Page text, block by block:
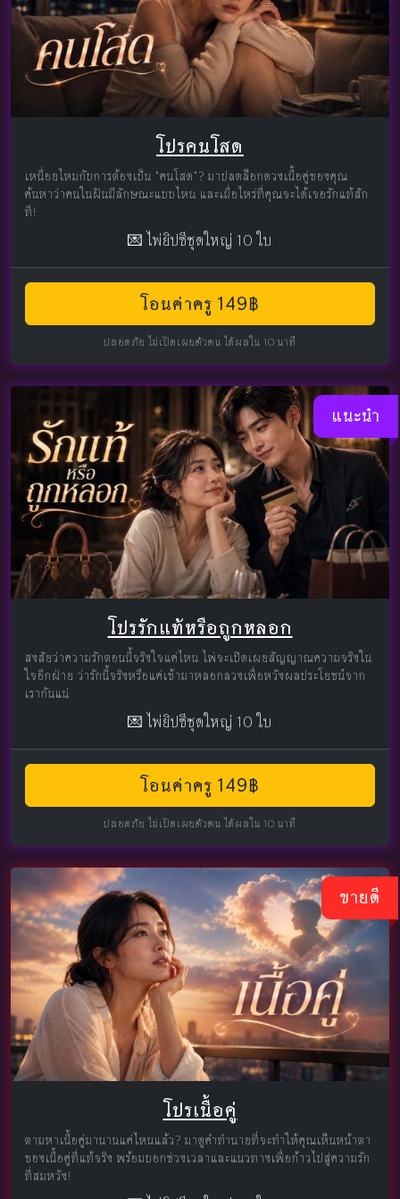
โปรคนโสด
เหนื่อยไหมกับการต้องเป็น "คนโสด"? มาปลดล็อกดวงเนื้อคู่ของคุณ
ค้นหาว่าคนในฝันมีลักษณะแบบไหน และเมื่อไหร่ที่คุณจะได้เจอรักแท้สัก
ที!
💌 ไพ่ยิปซีชุดใหญ่ 10 ใบ
โอนค่าครู 149฿
ปลอดภัย ไม่เปิดเผยตัวตน ได้ผลใน 10 นาที
แนะนำ
โปรรักแท้หรือถูกหลอก
สงสัยว่าความรักตอนนี้จริงใจแค่ไหน ไพ่จะเปิดเผยสัญญาณความจริงใน
ใจอีกฝ่าย ว่ารักนี้จริงหรือแค่เข้ามาหลอกลวงเพื่อหวังผลประโยชน์จาก
เรากันแน่
💌 ไพ่ยิปซีชุดใหญ่ 10 ใบ
โอนค่าครู 149฿
ปลอดภัย ไม่เปิดเผยตัวตน ได้ผลใน 10 นาที
ขายดี
โปรเนื้อคู่
ตามหาเนื้อคู่มานานแค่ไหนแล้ว? มาดูคำทำนายที่จะทำให้คุณเห็นหน้าตา
ของเนื้อคู่ที่แท้จริง พร้อมบอกช่วงเวลาและแนวทางเพื่อก้าวไปสู่ความรัก
ที่สมหวัง!